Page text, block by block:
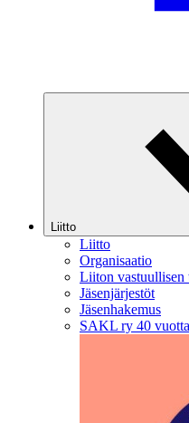
Liitto
Liitto
Organisaatio
Liiton vastuullisen
Jäsenjärjestöt
Jäsenhakemus
SAKL ry 40 vuotta